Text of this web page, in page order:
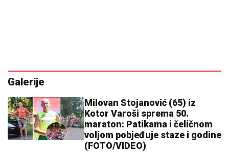
Galerije
Milovan Stojanović (65) iz
Kotor Varoši sprema 50.
maraton: Patikama i čeličnom
voljom pobjeđuje staze i godine
(FOTO/VIDEO)